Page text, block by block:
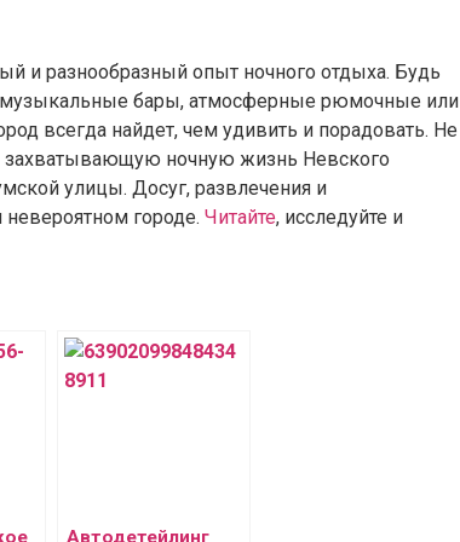
и разнообразный опыт ночного отдыха. Будь
музыкальные бары, атмосферные рюмочные или
всегда найдет, чем удивить и порадовать. Не
захватывающую ночную жизнь Невского
улицы. Досуг, развлечения и
городе. Читайте, исследуйте и
Автодетейлинг